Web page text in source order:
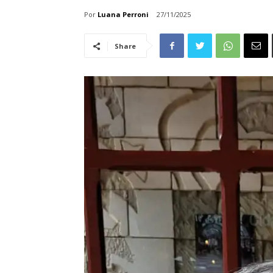
Por Luana Perroni 27/11/2025
Share